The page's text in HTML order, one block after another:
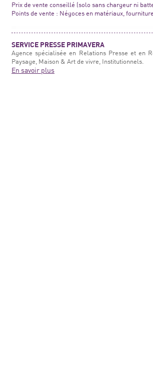
Prix de vente conseillé (solo sans chargeur ni
Points de vente : Négoces en matériaux,
SERVICE PRESSE PRIMAVERA
Agence spécialisée en Relations Presse et en
Paysage, Maison & Art de vivre, Institutionnels.
En savoir plus